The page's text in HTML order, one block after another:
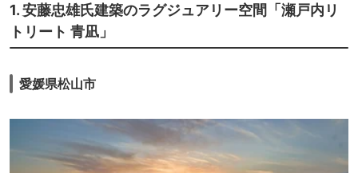
1. 安藤忠雄氏建築のラグジュアリー空間「瀬戸内リ
トリート 青凪」
愛媛県松山市